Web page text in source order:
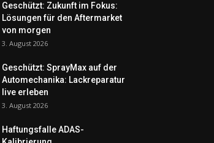
Geschützt: Zukunft im Fokus:
Lösungen für den Aftermarket
von morgen
3. August 2026
Geschützt: SprayMax auf der
Automechanika: Lackreparatur
live erleben
3. August 2026
Haftungsfalle ADAS-